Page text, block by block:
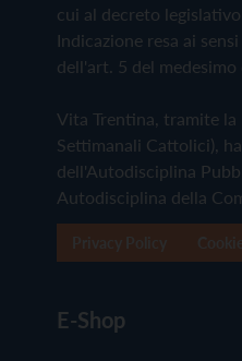
cui al decreto
Indicazione resa ai
dell'art. 5 del medesimo
Vita Trentina, tramite la
Settimanali Cattolici),
dell'Autodisciplina
Autodisciplina della
E-Shop